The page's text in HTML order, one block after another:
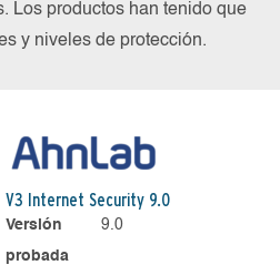
Los productos han tenido que
y niveles de protección.
V3 Internet Security 9.0
Versión
probada
9.0